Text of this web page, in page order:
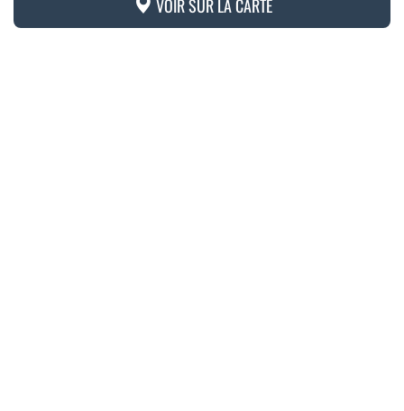
VOIR SUR LA CARTE